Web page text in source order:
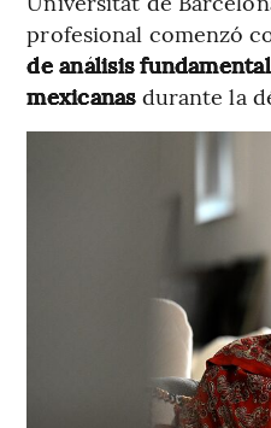
profesional comenzó
de análisis
mexicanasdurante la